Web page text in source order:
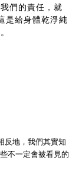
們的責任，就
是給身體乾淨純
反地，我們其實知
不一定會被看見的